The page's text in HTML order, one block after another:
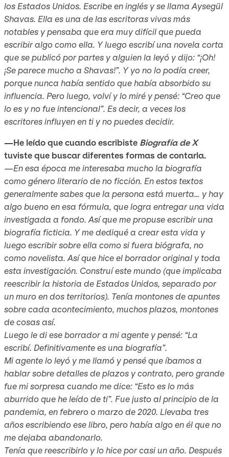
los Estados Unidos. Escribe en inglés y se llama Aysegül
Shavas. Ella es una de las escritoras vivas más
notables y pensaba que era muy difícil que pueda
escribir algo como ella. Y luego escribí una novela corta
que se publicó por partes y alguien la leyó y dijo: “¡Oh!
¡Se parece mucho a Shavas!”. Y yo no lo podía creer,
porque nunca había sentido que había absorbido su
influencia. Pero luego, volví y lo miré y pensé: “Creo que
lo es y no fue intencional”. Es decir, a veces los
escritores influyen en ti y no puedes decidir.
—He leído que cuando escribiste Biografía de X
tuviste que buscar diferentes formas de contarla.
—En esa época me interesaba mucho la biografía
como género literario de no ficción. En estos textos
generalmente sabes que la persona está muerta… y hay
algo bueno en esa fórmula, que logra entregar una vida
investigada a fondo. Así que me propuse escribir una
biografía ficticia. Y me dediqué a crear esta vida y
luego escribir sobre ella como si fuera biógrafa, no
como novelista. Así que hice el borrador original y toda
esta investigación. Construí este mundo (que implicaba
reescribir la historia de Estados Unidos, separado por
un muro en dos territorios). Tenía montones de apuntes
sobre cada acontecimiento, muchos plazos, montones
de cosas así.
Luego le di ese borrador a mi agente y pensé: “La
escribí. Definitivamente es una biografía”.
Mi agente lo leyó y me llamó y pensé que íbamos a
hablar sobre detalles de plazos y contrato, pero grande
fue mi sorpresa cuando me dice: “Esto es lo más
aburrido que he leído de ti”. Fue justo al principio de la
pandemia, en febrero o marzo de 2020. Llevaba tres
años escribiendo ese libro, pero había algo en él que no
me dejaba abandonarlo.
Tenía que reescribirlo y lo hice por casi un año. Después